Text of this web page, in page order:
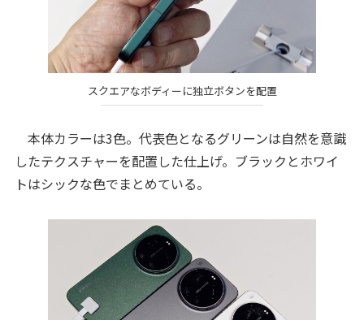
スクエアなボディーに独立ボタンを配置
本体カラーは3色。代表色となるグリーンは自然を意識
したテクスチャーを配置した仕上げ。ブラックとホワイ
トはシックな色でまとめている。